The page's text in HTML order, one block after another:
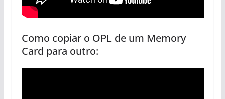
Como copiar o OPL de um Memory
Card para outro: